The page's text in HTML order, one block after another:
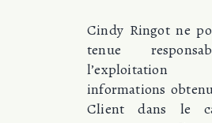
Cindy Ringot ne
tenue
informations
Client dans le